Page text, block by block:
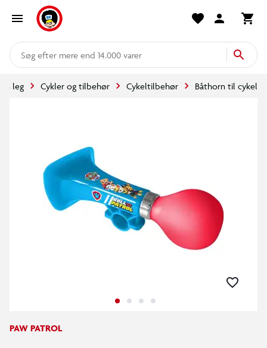
mere end 14.000 varer
leg Cykler og tilbehør Cykeltilbehør Båthorn til cykel
PAW PATROL